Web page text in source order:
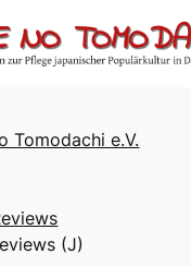
Tomodachi e.V.
(J)